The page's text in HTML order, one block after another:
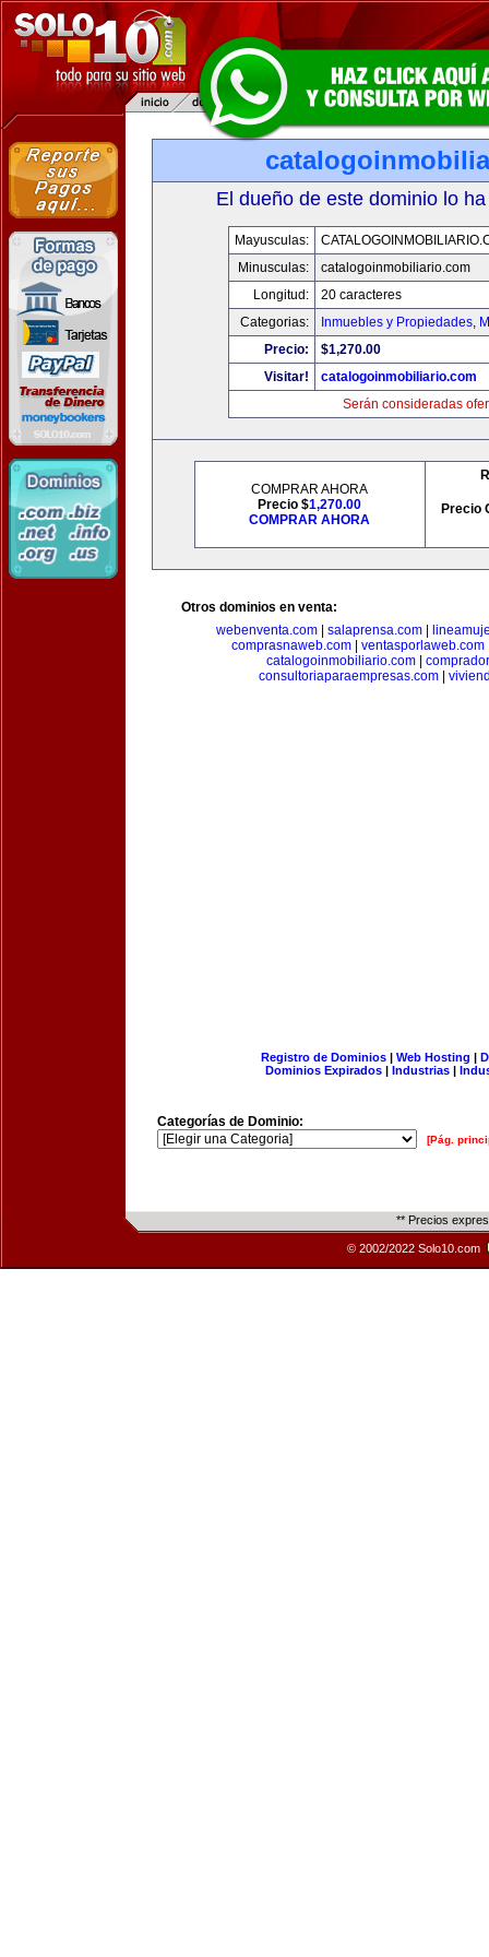
El dueño de este dominio lo
Mayusculas:
Minusculas:
catalogoinmobiliario.com
Longitud:
20 caracteres
Categorias:
Inmuebles y Propiedades,
Precio:
$1,270.00
Visitar!
catalogoinmobiliario.com
Serán consideradas
COMPRAR AHORA
Precio $1,270.00
COMPRAR AHORA
Precio
Otros dominios en venta:
webenventa.com
salaprensa.com
comprasnaweb.com
ventasporlaweb.com
catalogoinmobiliario.com|
consultoriaparaempresas.com|
Registro de Dominios| Web Hosting |
Dominios Expirados | Industrias |
Categorías de Dominio:
[Pág.
** Precios
© 2002/2022 Solo10.com